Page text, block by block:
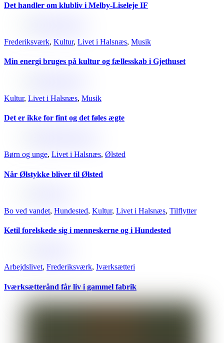
Det handler om klubliv i Melby-Liseleje IF
Frederiksværk, Kultur, Livet i Halsnæs, Musik
Min energi bruges på kultur og fællesskab i Gjethuset
Kultur, Livet i Halsnæs, Musik
Det er ikke for fint og det føles ægte
Børn og unge, Livet i Halsnæs, Ølsted
Når Ølstykke bliver til Ølsted
Bo ved vandet, Hundested, Kultur, Livet i Halsnæs, Tilflytter
Ketil forelskede sig i menneskerne og i Hundested
Arbejdslivet, Frederiksværk, Iværksætteri
Iværksætterånd får liv i gammel fabrik